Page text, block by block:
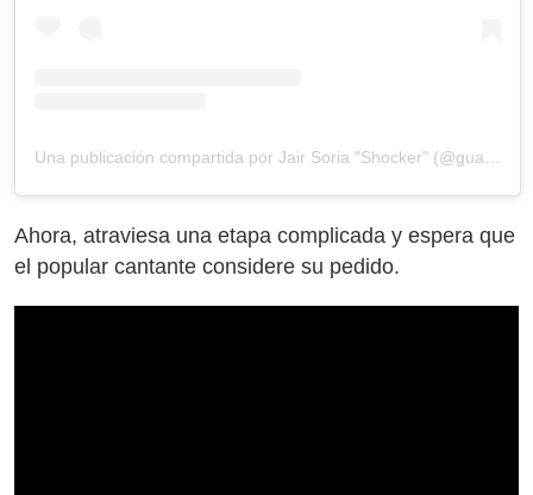
Una publicación compartida por Jair Soria "Shocker" (@guaposhockoficial)
Ahora, atraviesa una etapa complicada y espera que
el popular cantante considere su pedido.